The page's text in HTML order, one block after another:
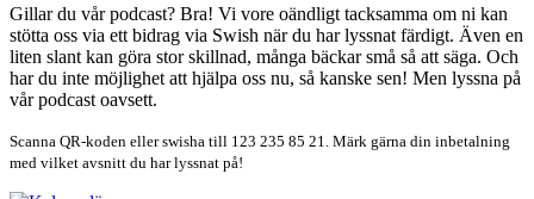
Gillar du vår podcast? Bra! Vi vore oändligt tacksamma om ni kan
stötta oss via ett bidrag via Swish när du har lyssnat färdigt. Även en
liten slant kan göra stor skillnad, många bäckar små så att säga. Och
har du inte möjlighet att hjälpa oss nu, så kanske sen! Men lyssna på
vår podcast oavsett.
Scanna QR-koden eller swisha till 123 235 85 21. Märk gärna din inbetalning
med vilket avsnitt du har lyssnat på!